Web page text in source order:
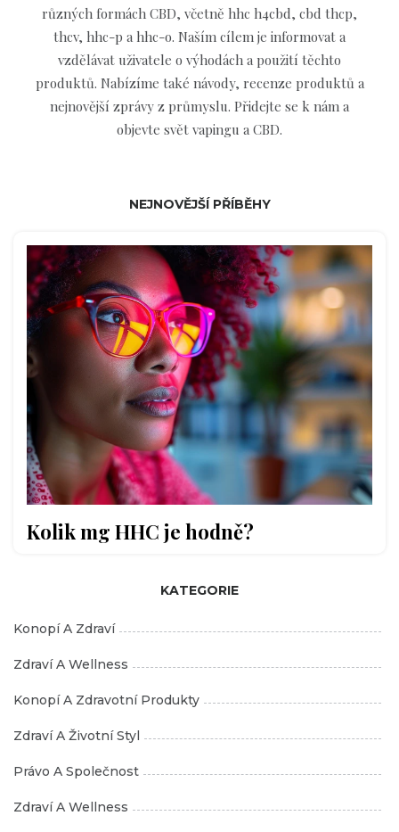
různých formách CBD, včetně hhc h4cbd, cbd thcp,
thcv, hhc-p a hhc-o. Naším cílem je informovat a
vzdělávat uživatele o výhodách a použití těchto
produktů. Nabízíme také návody, recenze produktů a
nejnovější zprávy z průmyslu. Přidejte se k nám a
objevte svět vapingu a CBD.
NEJNOVĚJŠÍ PŘÍBĚHY
Kolik mg HHC je hodně?
KATEGORIE
Konopí A Zdraví
Zdraví A Wellness
Konopí A Zdravotní Produkty
Zdraví A Životní Styl
Právo A Společnost
Zdraví A Wellness